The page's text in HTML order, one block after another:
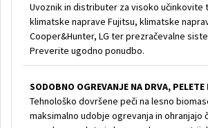
Uvoznik in distributer za visoko učinkovite
klimatske naprave Fujitsu, klimatske
Cooper&Hunter, LG ter prezračevalne
Preverite ugodno ponudbo.
SODOBNO OGREVANJE NA DRVA, PELETE
Tehnološko dovršene peči na lesno
maksimalno udobje ogrevanja in ohranjajo